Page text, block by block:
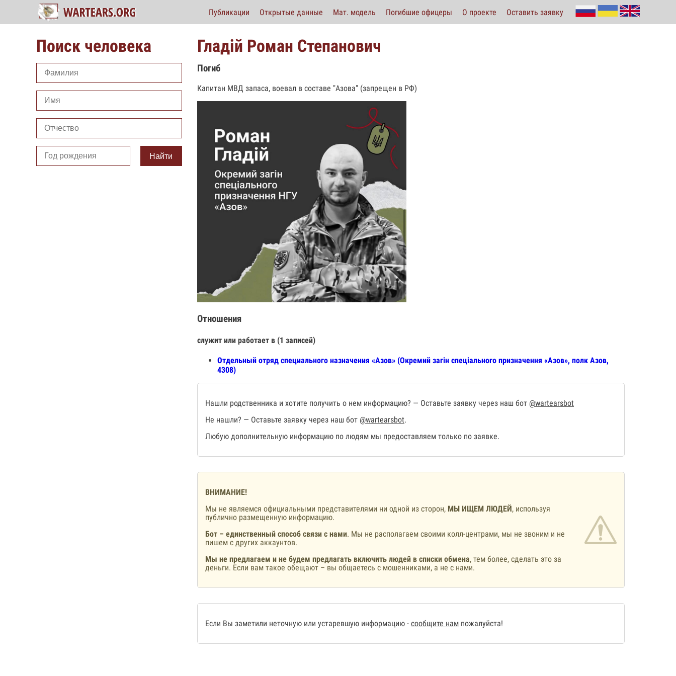
Публикации Открытые данные Мат. модель Погибшие офицеры О проекте Оставить заявку
Поиск человека
Найти
Гладій Роман Степанович
Погиб
Капитан МВД запаса, воевал в составе "Азова" (запрещен в РФ)
Отношения
служит или работает в (1 записей)
Отдельный отряд специального назначения «Азов» (Окремий загін спеціального призначення «Азов», полк Азов,
4308)
Нашли родственника и хотите получить о нем информацию? — Оставьте заявку через наш бот @wartearsbot
Не нашли? — Оставьте заявку через наш бот @wartearsbot.
Любую дополнительную информацию по людям мы предоставляем только по заявке.
ВНИМАНИЕ!
Мы не являемся официальными представителями ни одной из сторон, МЫ ИЩЕМ ЛЮДЕЙ, используя
публично размещенную информацию.
Бот – единственный способ связи с нами. Мы не располагаем своими колл-центрами, мы не звоним и не
пишем с других аккаунтов.
Мы не предлагаем и не будем предлагать включить людей в списки обмена, тем более, сделать это за
деньги. Если вам такое обещают – вы общаетесь с мошенниками, а не с нами.
Если Вы заметили неточную или устаревшую информацию - сообщите нам пожалуйста!